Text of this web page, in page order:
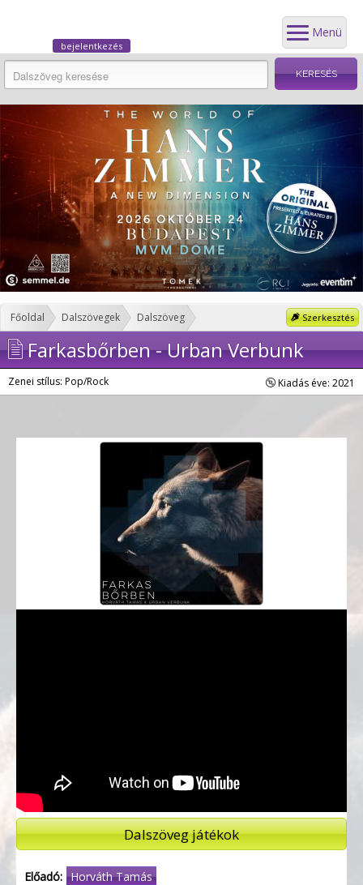
Menü
bejelentkezés
Szerkesztés
Főoldal Dalszövegek Dalszöveg
Farkasbőrben - Urban Verbunk
Zenei stílus: Pop/Rock Kiadás éve: 2021
Dalszöveg játékok
Előadó: Horváth Tamás